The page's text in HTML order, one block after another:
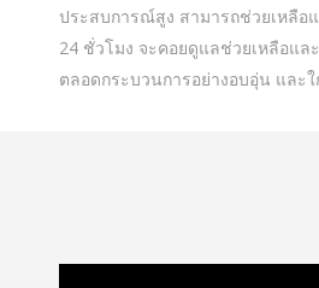
ประสบการณ์สูง สามารถช่วยเหลือ
24 ชั่วโมง จะคอยดูแลช่วยเหลือแ
ตลอดกระบวนการอย่างอบอุ่น และ